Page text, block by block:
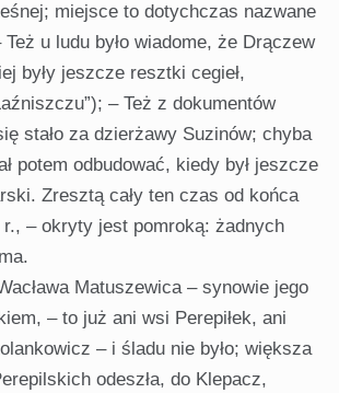
miejsce to dotychczas nazwane
Też u ludu było wiadome, że Drączew
były jeszcze resztki cegieł,
– Też z dokumentów
stało za dzierżawy Suzinów; chyba
potem odbudować, kiedy był jeszcze
Zresztą cały ten czas od końca
– okryty jest pomroką: żadnych
Matuszewica – synowie jego
– to już ani wsi Perepiłek, ani
– i śladu nie było; większa
odeszła, do Klepacz,